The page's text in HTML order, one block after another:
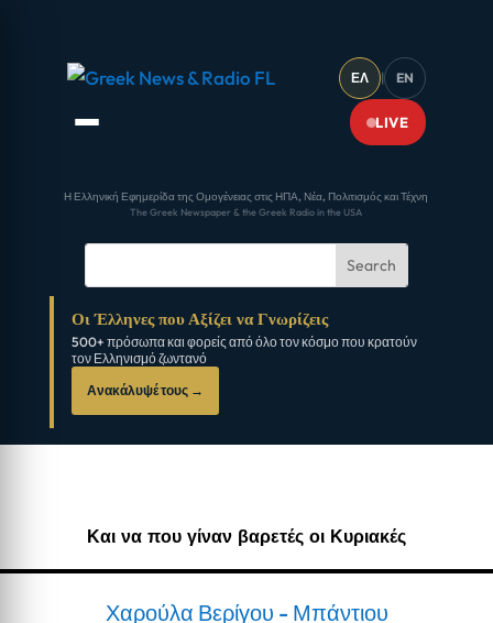
ΕΛ | EN
LIVE
Η Ελληνική Εφημερίδα της Ομογένειας στις ΗΠΑ, Νέα, Πολιτισμός και Τέχνη
The Greek Newspaper & the Greek Radio in the USA
Οι Έλληνες που Αξίζει να Γνωρίζεις
500+ πρόσωπα και φορείς από όλο τον κόσμο που κρατούν
τον Ελληνισμό ζωντανό
Ανακάλυψέ τους →
Και να που γίναν βαρετές οι Κυριακές
Χαρούλα Βερίγου - Μπάντιου